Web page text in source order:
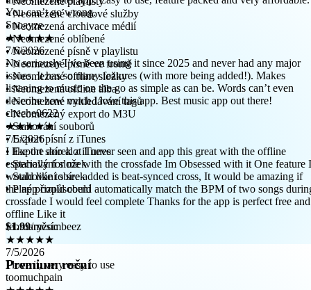
★★★★★
7/6/2026
No seriously I’ve been using it since 2025 and never had any major
issues. It has so many features (with more being added!). Makes
listening to music on the go as simple as can be. Words can’t even
describe how much I love this app. Best music app out there!
cheche0622
★★★★★
7/5/2026
I like the aoo alot I never seen and app this great with the offline
especially for me with the crossfade Im Obsessed with it One feature I
would like to see added is beat-synced cross, It would be amazing if
the app could could automatically match the BPM of two songs
crossfade I would feel complete Thanks for the app is perfect free and
offline Like it
februaryzombeez
★★★★★
7/5/2026
I love it, very easy to use
toomuchpain
★★★★★
7/5/2026
• Neomezené cloudové služby
• Neomezená archivace médií
• Neomezené oblíbené
• Neomezené písně v playlistu
• Neomezené písně ve frontě
• Neomezené offline složky
• Neomezená offline alba
• Neomezené vyhledávání tagů
• Neomezený export do M3U
• Stahování souborů
• Export písní z iTunes
• Export sbírek z iTunes
• Stahování složek
• Stahování sbírek
• Plné přizpůsobení
$1.99/měsíc
Premium roční